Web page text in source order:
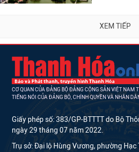
XEM TIẾP
CƠ QUAN CỦA ĐẢNG BỘ ĐẢNG CỘNG SẢN VIỆT NAM
TIẾNG NÓI CỦA ĐẢNG BỘ, CHÍNH QUYỀN VÀ NHÂN
Giấy phép số: 383/GP-BTTTT do Bộ
ngày 29 tháng 07 năm 2022.
Trụ sở: Đại lộ Hùng Vương, phường